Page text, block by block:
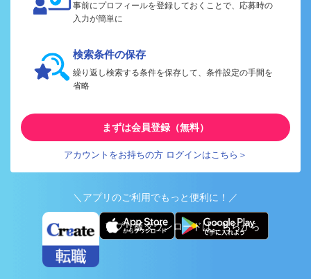
事前にプロフィールを登録しておくことで、応募時の
入力が簡単に
検索条件の保存
繰り返し検索する条件を保存して、条件設定の手間を
省略
まずは会員登録（無料）
アカウントをお持ちの方 ログインはこちら＞
＼アプリのご利用でもっと便利に！／
アプリ版ダウンロードはこちらから